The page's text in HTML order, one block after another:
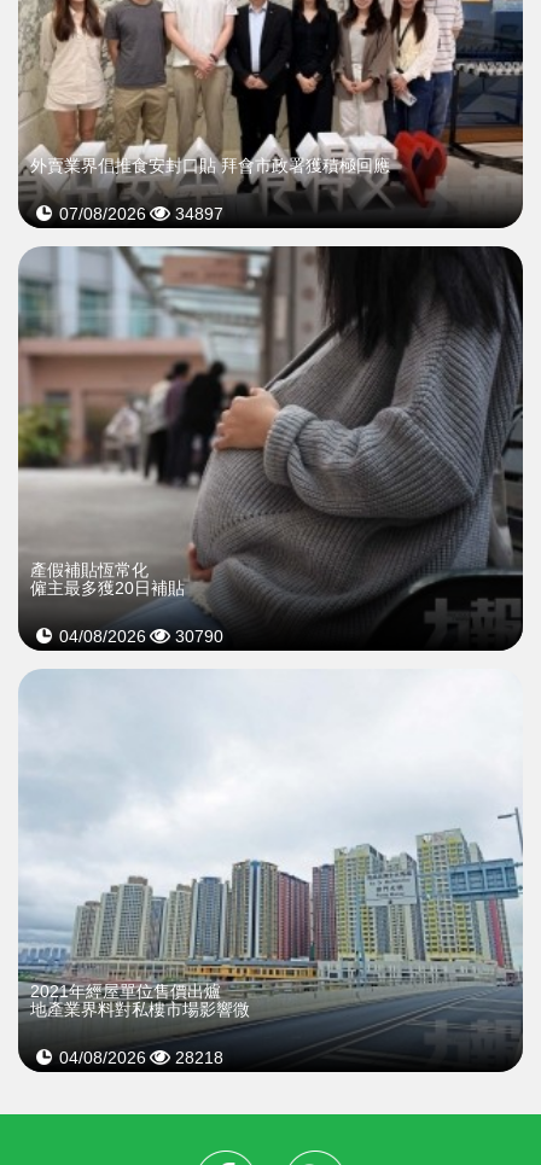
外賣業界倡推食安封口貼 拜會市政署獲積極回應
07/08/2026 34897
產假補貼恆常化
僱主最多獲20日補貼
04/08/2026 30790
2021年經屋單位售價出爐
地產業界料對私樓市場影響微
04/08/2026 28218